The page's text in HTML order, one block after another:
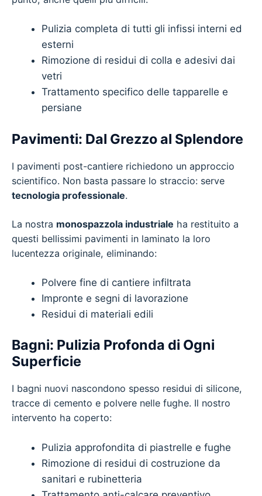
Pulizia completa di tutti gli infissi interni ed
esterni
Rimozione di residui di colla e adesivi dai
vetri
Trattamento specifico delle tapparelle e
persiane
Pavimenti: Dal Grezzo al Splendore
I pavimenti post-cantiere richiedono un approccio
scientifico. Non basta passare lo straccio: serve
tecnologia professionale.
La nostra monospazzola industriale ha restituito a
questi bellissimi pavimenti in laminato la loro
lucentezza originale, eliminando:
Polvere fine di cantiere infiltrata
Impronte e segni di lavorazione
Residui di materiali edili
Bagni: Pulizia Profonda di Ogni
Superficie
I bagni nuovi nascondono spesso residui di silicone,
tracce di cemento e polvere nelle fughe. Il nostro
intervento ha coperto:
Pulizia approfondita di piastrelle e fughe
Rimozione di residui di costruzione da
sanitari e rubinetteria